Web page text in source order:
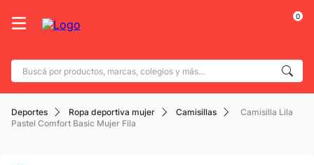
0
Deportes Ropa deportiva mujer Camisillas
Camisilla Lila
Pastel Comfort Basic Mujer Fila